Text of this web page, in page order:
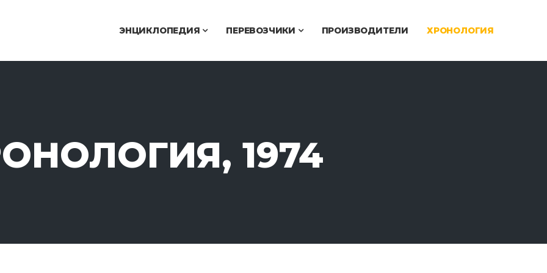
ЭНЦИКЛОПЕДИЯ ПЕРЕВОЗЧИКИ ПРОИЗВОДИТЕЛИ ХРОНОЛОГИЯ
1974